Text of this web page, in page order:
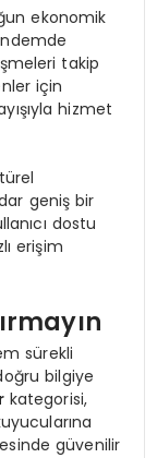
ekonomik
takip
için
hizmet
geniş bir
dostu
erişim
sürekli
bilgiye
kategorisi,
güvenilir